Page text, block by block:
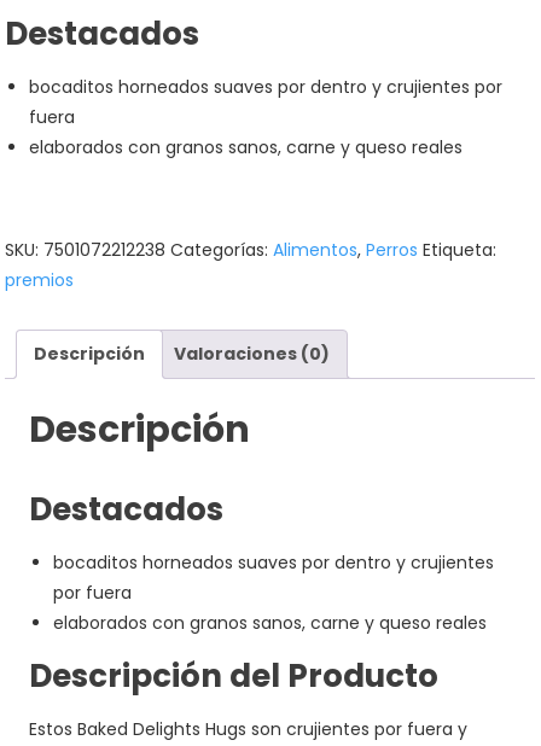
Destacados
bocaditos horneados suaves por dentro y crujientes por
fuera
elaborados con granos sanos, carne y queso reales
SKU: 7501072212238 Categorías:Alimentos,Perros Etiqueta:
premios
Descripción Valoraciones (0)
Descripción
Destacados
bocaditos horneados suaves por dentro y crujientes
por fuera
elaborados con granos sanos, carne y queso reales
Descripción del Producto
Estos Baked Delights Hugs son crujientes por fuera y